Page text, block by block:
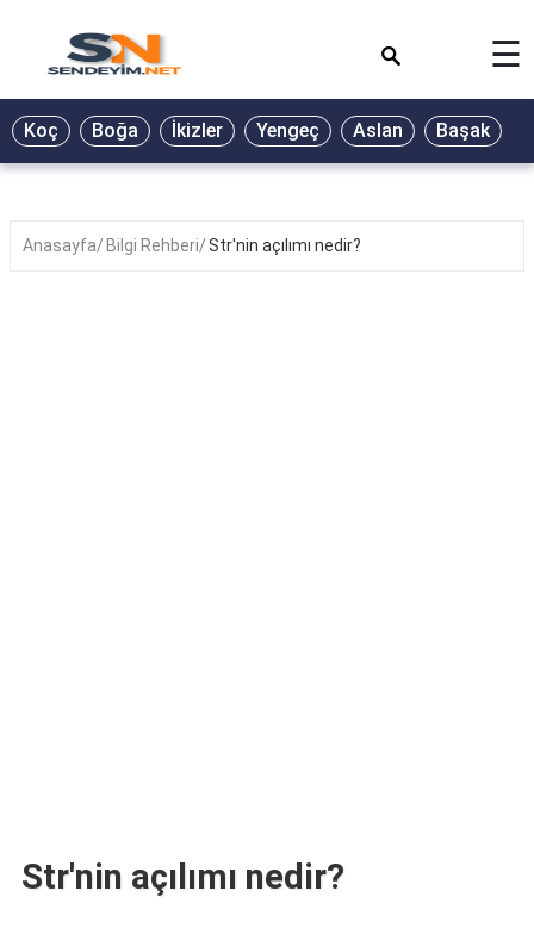
BİYOGRAFİ
GALERİ
☰
Koç Boğa İkizler Yengeç Aslan Başak
Anasayfa Bilgi Rehberi Str'nin açılımı nedir?
Str'nin açılımı nedir?